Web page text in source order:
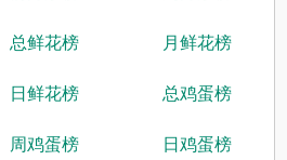
总鲜花榜 月鲜花榜
日鲜花榜 总鸡蛋榜
周鸡蛋榜 日鸡蛋榜